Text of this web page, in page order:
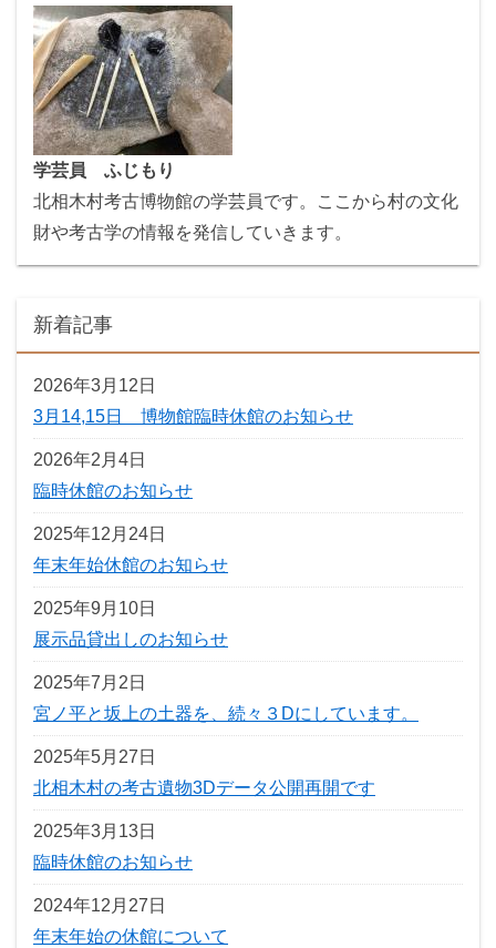
学芸員 ふじもり
北相木村考古博物館の学芸員です。ここから村の文化
財や考古学の情報を発信していきます。
新着記事
2026年3月12日
3月14,15日 博物館臨時休館のお知らせ
2026年2月4日
臨時休館のお知らせ
2025年12月24日
年末年始休館のお知らせ
2025年9月10日
展示品貸出しのお知らせ
2025年7月2日
宮ノ平と坂上の土器を、続々３Dにしています。
2025年5月27日
北相木村の考古遺物3Dデータ公開再開です
2025年3月13日
臨時休館のお知らせ
2024年12月27日
年末年始の休館について